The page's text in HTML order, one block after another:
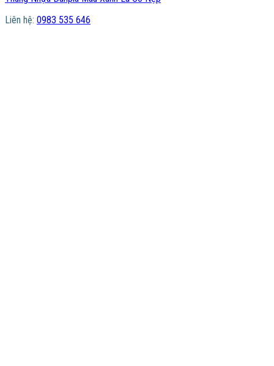
Liên hệ: 0983 535 646